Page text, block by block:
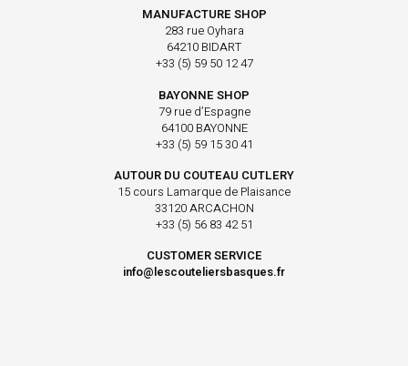
MANUFACTURE SHOP
283 rue Oyhara
64210 BIDART
+33 (5) 59 50 12 47
BAYONNE SHOP
79 rue d’Espagne
64100 BAYONNE
+33 (5) 59 15 30 41
AUTOUR DU COUTEAU CUTLERY
15 cours Lamarque de Plaisance
33120 ARCACHON
+33 (5) 56 83 42 51
CUSTOMER SERVICE
info@lescouteliersbasques.fr